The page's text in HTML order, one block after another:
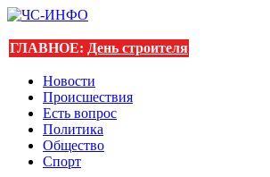
ГЛАВНОЕ: День строителя
Новости
Происшествия
Есть вопрос
Политика
Общество
Спорт